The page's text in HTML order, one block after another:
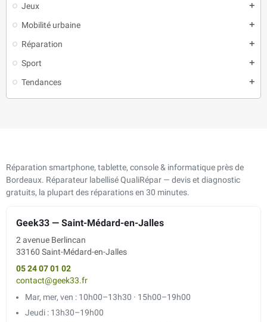
Jeux add
Mobilité urbaine add
Réparation add
Sport add
Tendances add
Réparation smartphone, tablette, console & informatique près de
Bordeaux. Réparateur labellisé QualiRépar — devis et diagnostic
gratuits, la plupart des réparations en 30 minutes.
Geek33 — Saint-Médard-en-Jalles
2 avenue Berlincan
33160 Saint-Médard-en-Jalles
05 24 07 01 02
contact@geek33.fr
Mar, mer, ven : 10h00–13h30 · 15h00–19h00
Jeudi : 13h30–19h00